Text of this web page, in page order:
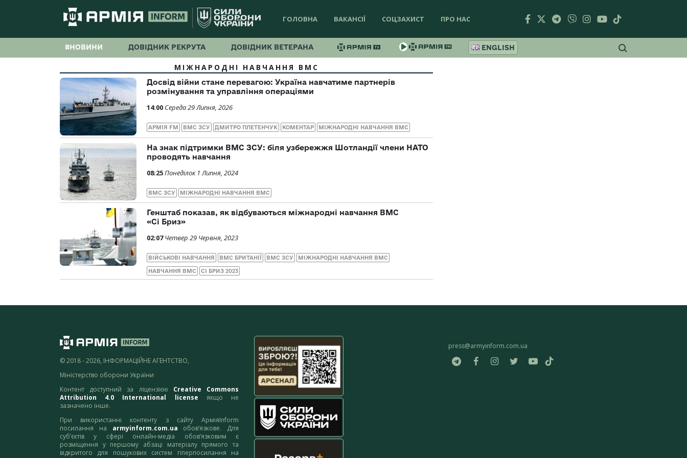
ГОЛОВНА ВАКАНСІЇ СОЦЗАХИСТ ПРО НАС
#НОВИНИ ДОВІДНИК РЕКРУТА ДОВІДНИК ВЕТЕРАНА ENGLISH
МІЖНАРОДНІ НАВЧАННЯ ВМС
Досвід війни стане перевагою: Україна навчатиме партнерів
розмінування та управління операціями
14:00 Середа 29 Липня, 2026
АРМІЯ FM ВМС ЗСУ ДМИТРО ПЛЕТЕНЧУК КОМЕНТАР МІЖНАРОДНІ НАВЧАННЯ ВМС
На знак підтримки ВМС ЗСУ: біля узбережжя Шотландії члени НАТО
проводять навчання
08:25Понеділок 1 Липня, 2024
ВМС ЗСУ МІЖНАРОДНІ НАВЧАННЯ ВМС
Генштаб показав, як відбуваються міжнародні навчання ВМС
«Сі Бриз»
02:07 Четвер 29 Червня, 2023
ВІЙСЬКОВІ НАВЧАННЯ ВМС БРИТАНІЇ ВМС ЗСУ МІЖНАРОДНІ НАВЧАННЯ ВМС
НАВЧАННЯ ВМС СІ БРИЗ 2023
© 2018 - 2026, ІНФОРМАЦІЙНЕ АГЕНТСТВО,
Міністерство оборони України
Контент доступний за ліцензією Creative Commons
Attribution 4.0 International license якщо не
зазначено інше.
При використанні контенту з сайту АрміяInform
посилання на armyinform.com.ua обов’язкове. Для
суб’єктів у сфері онлайн-медіа обов’язковим є
розміщення у першому абзаці матеріалу прямого та
відкритого для пошукових систем гіперпосилання на
press@armyinform.com.ua